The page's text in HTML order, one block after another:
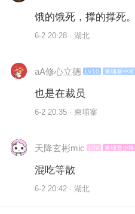
饿的饿死，撑的撑死。
6-2 20:28 · 湖北
aA修心立德 LV10 柬埔寨中将
也是在裁员
6-2 20:35 · 柬埔寨
天降玄彬mic LV9 柬埔寨少将
混吃等散
6-2 20:42 · 湖北